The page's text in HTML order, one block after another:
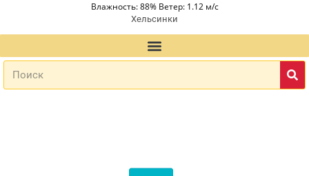
Влажность: 88% Ветер: 1.12 м/с
Хельсинки